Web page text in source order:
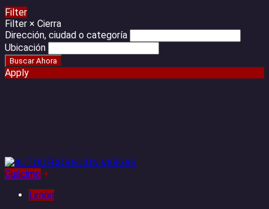
Filter
Filter × Cierra
Dirección, ciudad o categoría
Ubicación
Apply
Guácimo +
Limón